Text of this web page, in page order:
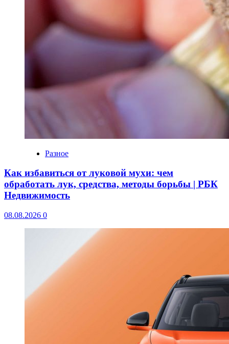
Разное
Как избавиться от луковой мухи: чем
обработать лук, средства, методы борьбы | РБК
Недвижимость
08.08.2026 0